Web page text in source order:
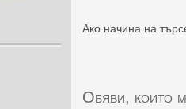
Ако начина на
Обяви, които